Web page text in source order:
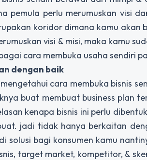
pemula perlu merumuskan visi
koridor dimana kamu akan
visi & misi, maka kamu
cara membuka usaha sendiri
dengan baik
cara membuka bisnis
buat membuat business plan
kenapa bisnis ini perlu
jadi tidak hanya berkaitan
solusi bagi konsumen kamu
target market, kompetitor, &